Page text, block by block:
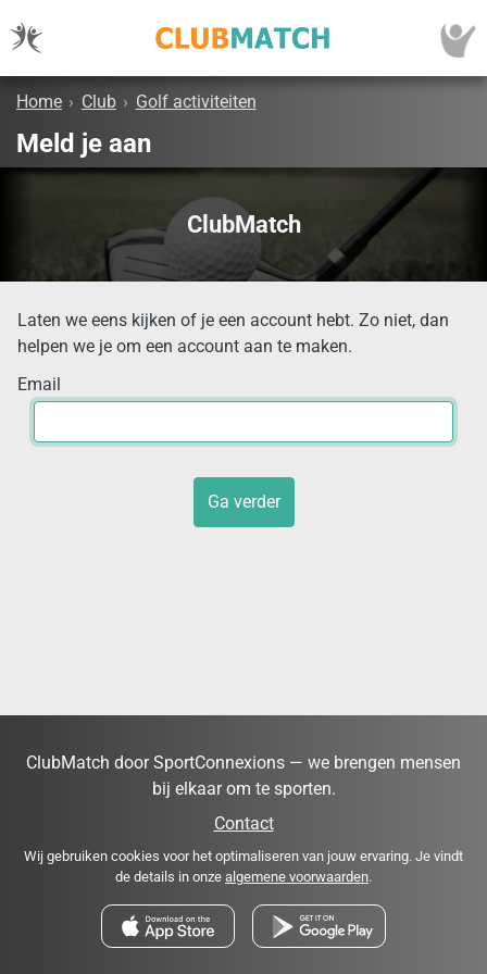
Home › Club › Golf activiteiten
Meld je aan
ClubMatch
Laten we eens kijken of je een account hebt. Zo niet, dan
helpen we je om een account aan te maken.
Email
Ga verder
ClubMatch door SportConnexions — we brengen mensen
bij elkaar om te sporten.
Contact
Wij gebruiken cookies voor het optimaliseren van jouw ervaring. Je vindt
de details in onze algemene voorwaarden.